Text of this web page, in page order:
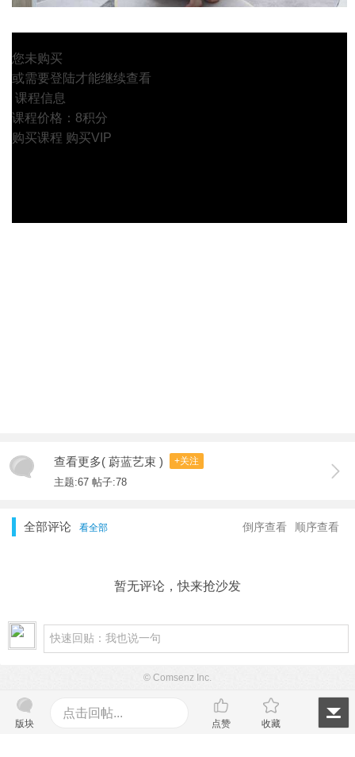
您未购买
或需要登陆才能继续查看
课程信息
课程价格：8积分
购买课程 购买VIP
查看更多( 蔚蓝艺束 ) +关注
主题:67 帖子:78
全部评论 看全部 顺序查看
倒序查看
暂无评论，快来抢沙发
版块
点击回帖...
点赞 收藏
© Comsenz Inc.